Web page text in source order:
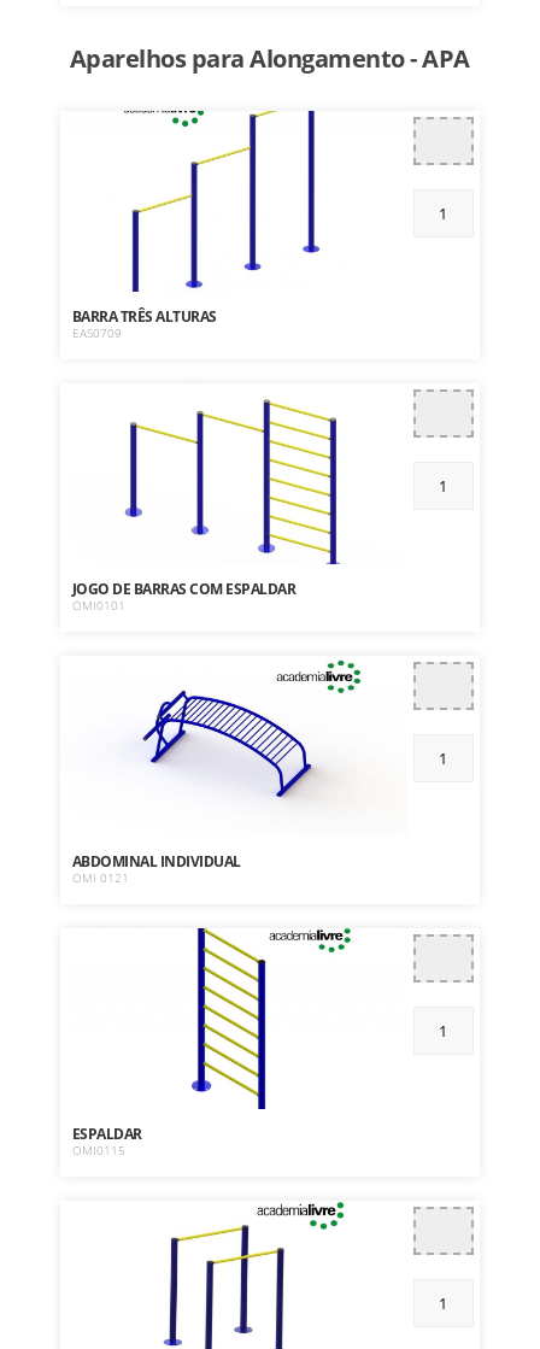
Aparelhos para Alongamento - APA
BARRA TRÊS ALTURAS
EAS0709
JOGO DE BARRAS COM ESPALDAR
OMI0101
ABDOMINAL INDIVIDUAL
OMI 0121
ESPALDAR
OMI0115